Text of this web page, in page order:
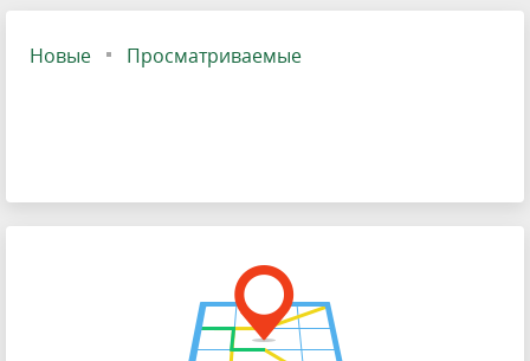
Новые Просматриваемые